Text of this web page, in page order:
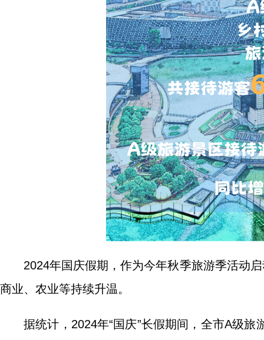
2024年国庆假期，作为今年秋季旅游季活动
商业、农业等持续升温。
据统计，2024年“国庆”长假期间，全市A级